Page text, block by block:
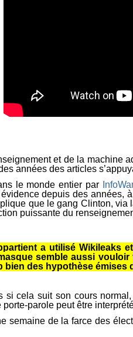
et de la
années des articles
le monde entier par
depuis des
que le gang Clinton,
puissante du
a utilisé
semble aussi
des hypothèse émises
si cela suit son cours
parole peut être
semaine de la farce des